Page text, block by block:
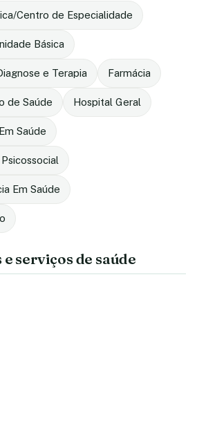
Centro de Especialidade
Básica
e Terapia Farmácia
de Saúde Hospital Geral
Saúde
Em Saúde
serviços de saúde